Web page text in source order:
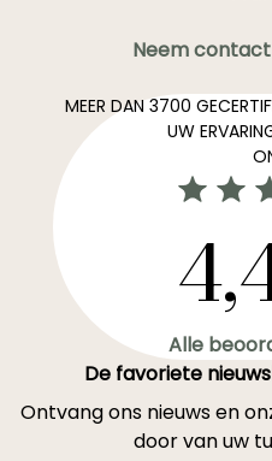
Neem
MEER DAN 3700
UW
Alle
De favoriete
Ontvang ons nieuws en
door van uw